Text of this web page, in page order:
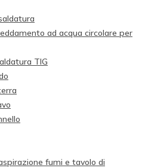
ad acqua circolare per
TIG
fumi e tavolo di